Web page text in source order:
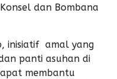
dan Bombana
inisiatif amal yang
panti asuhan di
membantu